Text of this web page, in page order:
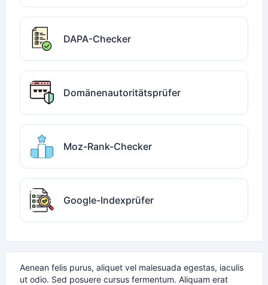
DAPA-Checker
Domänenautoritätsprüfer
Moz-Rank-Checker
Google-Indexprüfer
Aenean felis purus, aliquet vel malesuada egestas, iaculis
ut odio. Sed posuere cursus fermentum. Aliquam erat